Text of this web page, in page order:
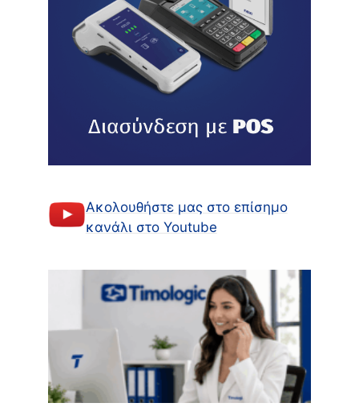
Ακολουθήστε μας στο επίσημο
κανάλι στο Youtube